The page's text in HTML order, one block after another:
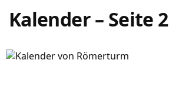
Kalender – Seite 2